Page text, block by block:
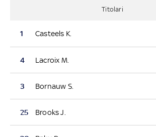
Titolari
1 Casteels K.
4 Lacroix M.
3 Bornauw S.
25 Brooks J.